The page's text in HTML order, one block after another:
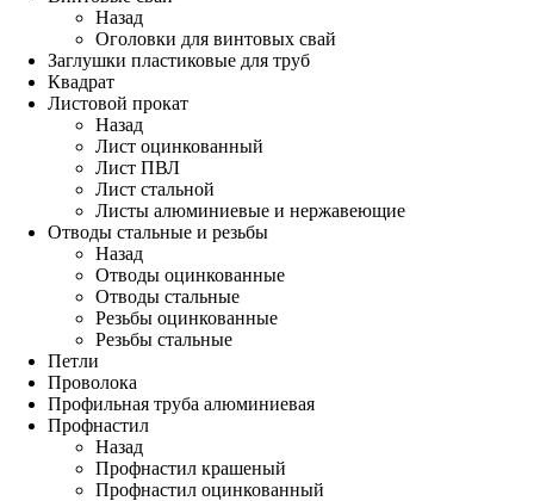
Назад
Оголовки для винтовых свай
Заглушки пластиковые для труб
Квадрат
Листовой прокат
Назад
Лист оцинкованный
Лист ПВЛ
Лист стальной
Листы алюминиевые и нержавеющие
Отводы стальные и резьбы
Назад
Отводы оцинкованные
Отводы стальные
Резьбы оцинкованные
Резьбы стальные
Петли
Проволока
Профильная труба алюминиевая
Профнастил
Назад
Профнастил крашеный
Профнастил оцинкованный